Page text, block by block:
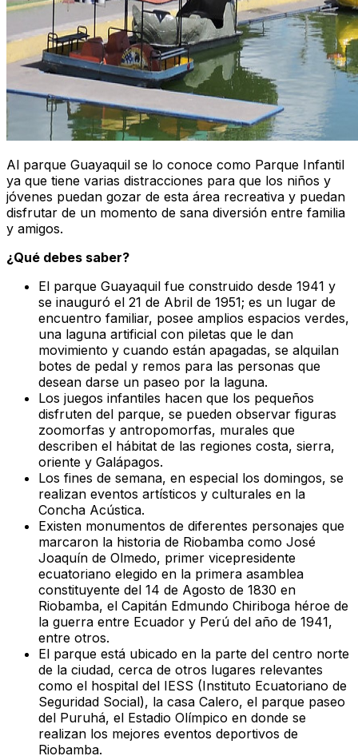
Al parque Guayaquil se lo conoce como Parque Infantil
ya que tiene varias distracciones para que los niños y
jóvenes puedan gozar de esta área recreativa y puedan
disfrutar de un momento de sana diversión entre familia
y amigos.
¿Qué debes saber?
El parque Guayaquil fue construido desde 1941 y
se inauguró el 21 de Abril de 1951; es un lugar de
encuentro familiar, posee amplios espacios verdes,
una laguna artificial con piletas que le dan
movimiento y cuando están apagadas, se alquilan
botes de pedal y remos para las personas que
desean darse un paseo por la laguna.
Los juegos infantiles hacen que los pequeños
disfruten del parque, se pueden observar figuras
zoomorfas y antropomorfas, murales que
describen el hábitat de las regiones costa, sierra,
oriente y Galápagos.
Los fines de semana, en especial los domingos, se
realizan eventos artísticos y culturales en la
Concha Acústica.
Existen monumentos de diferentes personajes que
marcaron la historia de Riobamba como José
Joaquín de Olmedo, primer vicepresidente
ecuatoriano elegido en la primera asamblea
constituyente del 14 de Agosto de 1830 en
Riobamba, el Capitán Edmundo Chiriboga héroe de
la guerra entre Ecuador y Perú del año de 1941,
entre otros.
El parque está ubicado en la parte del centro norte
de la ciudad, cerca de otros lugares relevantes
como el hospital del IESS (Instituto Ecuatoriano de
Seguridad Social), la casa Calero, el parque paseo
del Puruhá, el Estadio Olímpico en donde se
realizan los mejores eventos deportivos de
Riobamba.